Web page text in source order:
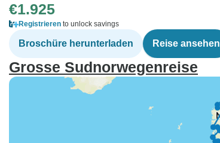
€1.925
Registrieren to unlock savings
Broschüre herunterladen Reise ansehen
Grosse Sudnorwegenreise